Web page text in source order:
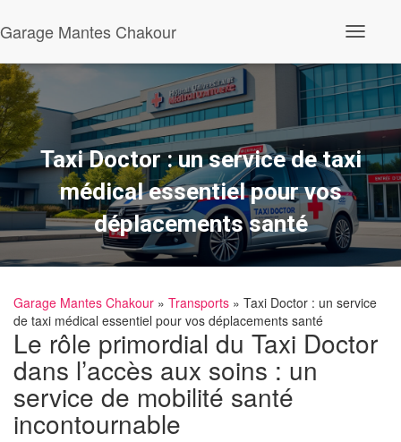
Garage Mantes Chakour
r
r
/
e
m
r
v
a
Taxi Doctor : un service de taxi
médical essentiel pour vos
déplacements santé
Garage Mantes Chakour » Transports » Taxi Doctor : un service
de taxi médical essentiel pour vos déplacements santé
Le rôle primordial du Taxi Doctor
dans l’accès aux soins : un
service de mobilité santé
incontournable